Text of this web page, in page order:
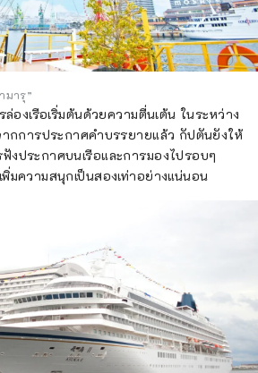
มารุ”
ล่องเรือเริ่มต้นด้วยความตื่นเต้น ในระหว่าง
ากการประกาศคำบรรยายแล้ว กัปตันยังให้
งประกาศบนเรือและการมองไปรอบๆ
มความสนุกเป็นสองเท่าอย่างแน่นอน